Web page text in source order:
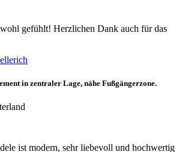
gefühlt! Herzlichen Dank auch für das
in zentraler Lage, nähe Fußgängerzone.
ist modern, sehr liebevoll und hochwertig